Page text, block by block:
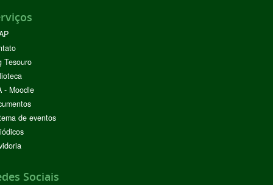
Tesouro
- Moodle
de eventos
Sociais